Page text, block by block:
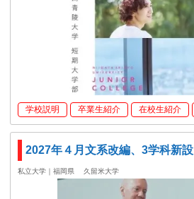
学校説明 卒業生紹介 在校生紹介
2027年４月文系改編、3学科新設
私立大学｜福岡県 久留米大学